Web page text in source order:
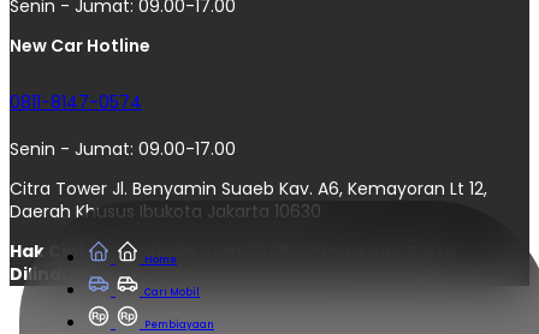
Home
Cari Mobil
Pembiayaan
Senin - Jumat: 09.00-17.00
New Car Hotline
0811-8147-0574
Senin - Jumat: 09.00-17.00
Citra Tower Jl. Benyamin Suaeb Kav. A6, Kemayoran Lt 12,
Daerah Khusus Ibukota Jakarta 10630
Hak Cipta © moladin.com 2025. Semua Hak Cipta
Dilindungi.